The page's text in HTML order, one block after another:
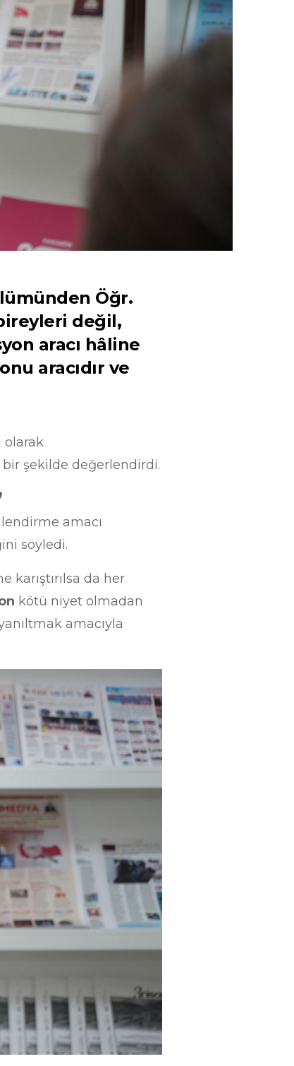
Öğr.
değil,
aracı hâline
aracıdır ve
olarak
şekilde değerlendirdi.
amacı
söyledi.
karıştırılsa da her
kötü niyet olmadan
amacıyla